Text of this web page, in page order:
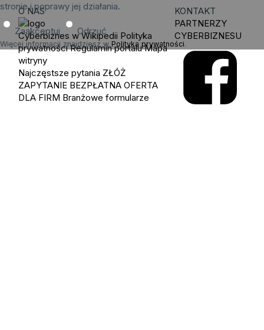
stronie i poprawy jej działania.
Zaakceptuj Odrzuć
Więcej informacji znajdziesz w Polityka prywatności.
O NAS
Cyberbiznes w Wikipedii Polityka
prywatności Regulamin portalu Mapa
witryny
Najczęstsze pytania ZŁÓŻ
ZAPYTANIE BEZPŁATNA OFERTA
DLA FIRM Branżowe formularze
KONTAKT
PARTNERZY
CYBERBIZNESU